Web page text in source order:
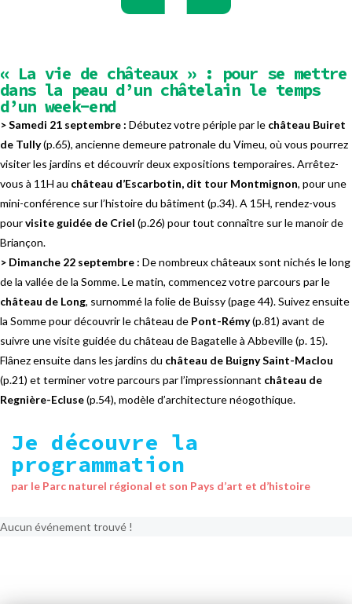
« La vie de châteaux » : pour se mettre
dans la peau d’un châtelain le temps
d’un week-end
> Samedi 21 septembre : Débutez votre périple par le château Buiret
de Tully(p.65), ancienne demeure patronale du Vimeu, où vous pourrez
visiter les jardins et découvrir deux expositions temporaires. Arrêtez-
vous à 11H au château d’Escarbotin, dit tour Montmignon, pour une
mini-conférence sur l’histoire du bâtiment (p.34). A 15H, rendez-vous
pourvisite guidée de Criel (p.26) pour tout connaître sur le manoir de
Briançon.
> Dimanche 22 septembre : De nombreux châteaux sont nichés le long
de la vallée de la Somme. Le matin, commencez votre parcours par le
château de Long, surnommé la folie de Buissy (page 44). Suivez ensuite
la Somme pour découvrir le château de Pont-Rémy(p.81) avant de
suivre une visite guidée du château de Bagatelle à Abbeville (p. 15).
Flânez ensuite dans les jardins du château de Buigny Saint-Maclou
(p.21) et terminer votre parcours par l’impressionnant château de
Regnière-Ecluse(p.54), modèle d’architecture néogothique.
Je découvre la
programmation
par le Parc naturel régional et son Pays d’art et d’histoire
Aucun événement trouvé !